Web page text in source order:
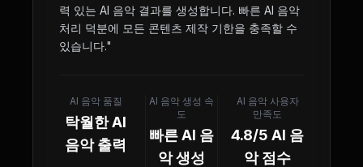
력 있는 AI 음악 결과를 생성합니다. 빠른 AI 음악
처리 덕분에 모든 콘텐츠 제작 기한을 충족할 수
있습니다."
AI 음악 품질
탁월한 AI
음악 출력
AI 음악 생성 속
도
빠른 AI 음
악 생성
AI 음악 사용자
만족도
4.8/5 AI 음
악 점수